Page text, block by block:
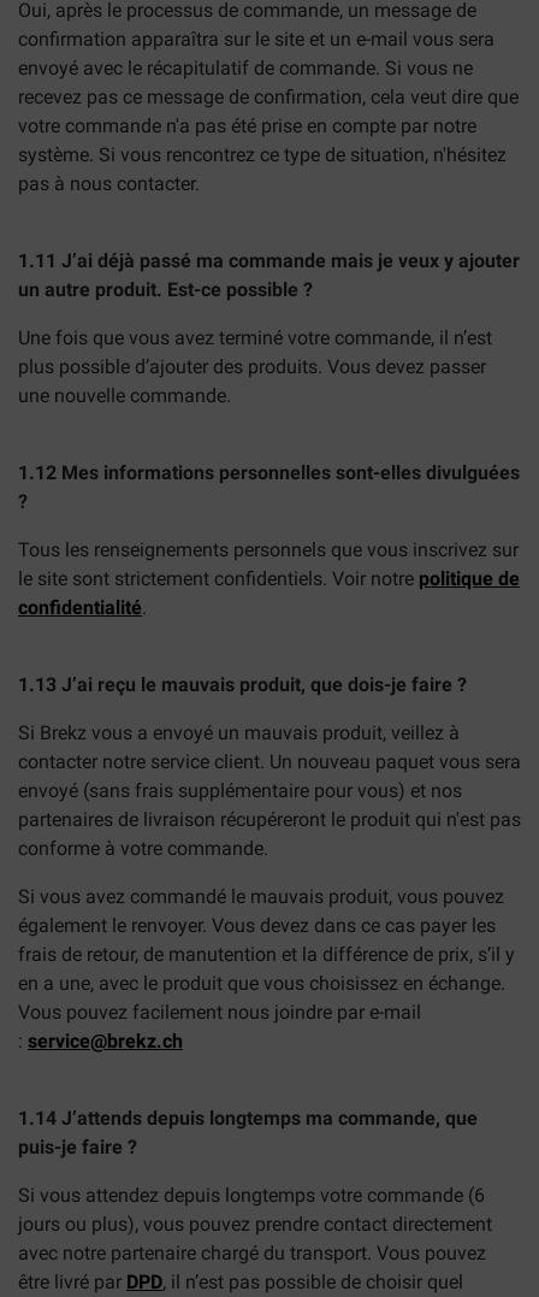
Oui, après le processus de commande, un message de
confirmation apparaîtra sur le site et un e-mail vous sera
envoyé avec le récapitulatif de commande. Si vous ne
recevez pas ce message de confirmation, cela veut dire que
votre commande n'a pas été prise en compte par notre
système. Si vous rencontrez ce type de situation, n'hésitez
pas à nous contacter.
1.11 J’ai déjà passé ma commande mais je veux y ajouter
un autre produit. Est-ce possible ?
Une fois que vous avez terminé votre commande, il n’est
plus possible d’ajouter des produits. Vous devez passer
une nouvelle commande.
1.12 Mes informations personnelles sont-elles divulguées
?
Tous les renseignements personnels que vous inscrivez sur
le site sont strictement confidentiels. Voir notre politique de
confidentialité.
1.13 J’ai reçu le mauvais produit, que dois-je faire ?
Si Brekz vous a envoyé un mauvais produit, veillez à
contacter notre service client. Un nouveau paquet vous sera
envoyé (sans frais supplémentaire pour vous) et nos
partenaires de livraison récupéreront le produit qui n'est pas
conforme à votre commande.
Si vous avez commandé le mauvais produit, vous pouvez
également le renvoyer. Vous devez dans ce cas payer les
frais de retour, de manutention et la différence de prix, s’il y
en a une, avec le produit que vous choisissez en échange.
Vous pouvez facilement nous joindre par e-mail
: service@brekz.ch
1.14 J’attends depuis longtemps ma commande, que
puis-je faire ?
Si vous attendez depuis longtemps votre commande (6
jours ou plus), vous pouvez prendre contact directement
avec notre partenaire chargé du transport. Vous pouvez
être livré par DPD, il n’est pas possible de choisir quel